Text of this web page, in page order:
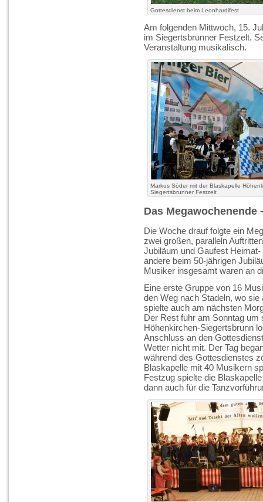
Gottesdienst beim Leonhardifest
Am folgenden Mittwoch, 15.
im Siegertsbrunner Festzelt.
Veranstaltung musikalisch.
Markus Söder mit der Blaskapelle
Siegertsbrunner Festzelt
Das Megawochenende
Die Woche drauf folgte ein
zwei großen, paralleln
Jubiläum und Gaufest
andere beim 50-jährigen
Musiker insgesamt waren an
Eine erste Gruppe von 16
den Weg nach Stadeln, wo
spielte auch am nächsten
Der Rest fuhr am Sonntag
Höhenkirchen-Siegertsbrunn
Anschluss an den
Wetter nicht mit. Der Tag
während des Gottesdienstes
Blaskapelle mit 40 Musikern
Festzug spielte die
dann auch für die